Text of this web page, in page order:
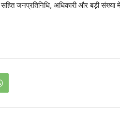
जनप्रतिनिधि, अधिकारी और बड़ी संख्या